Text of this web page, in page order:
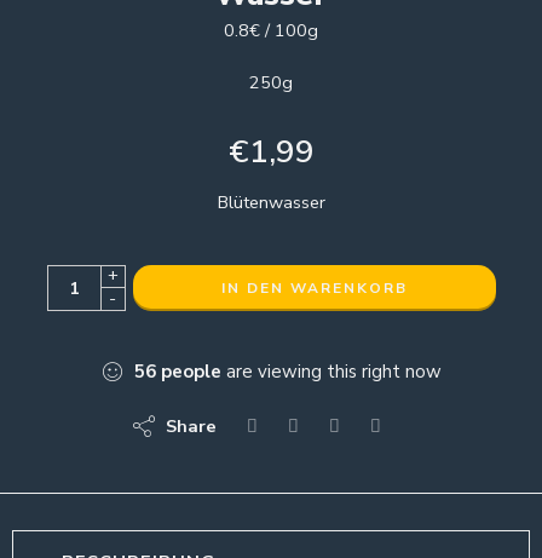
0.8€ / 100g
250g
€1,99
Blütenwasser
+
-
IN DEN WARENKORB
56 people are viewing this right now
Share